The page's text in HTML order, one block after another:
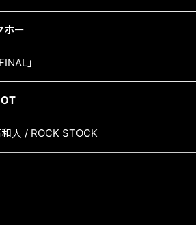
ホー
」
人 / ROCK STOCK